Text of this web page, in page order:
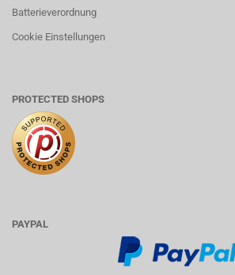
Batterieverordnung
Cookie Einstellungen
PROTECTED SHOPS
PAYPAL